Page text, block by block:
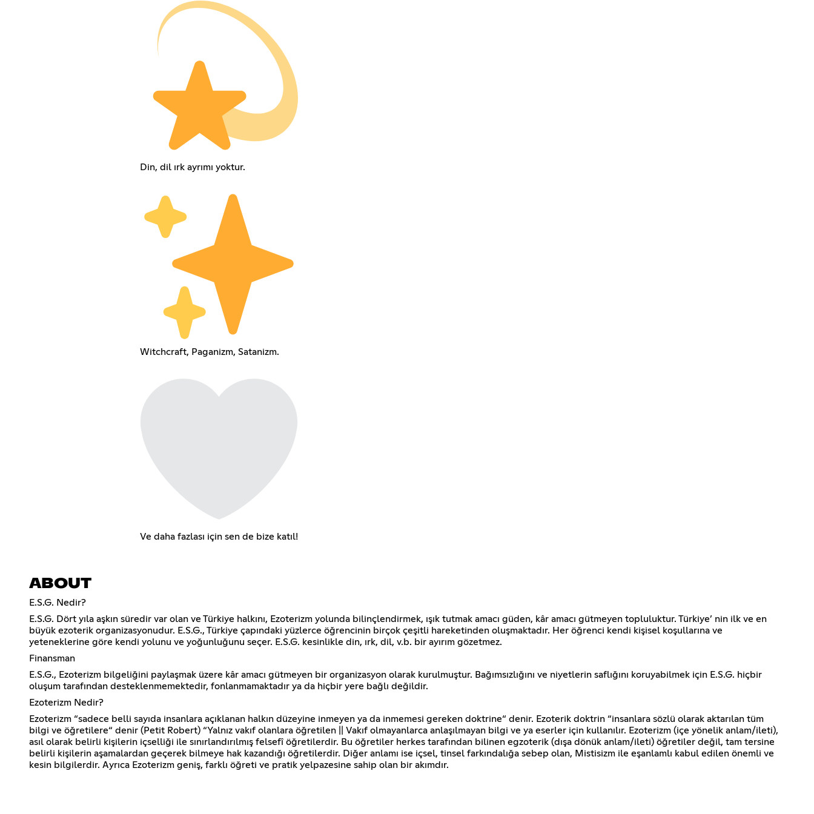
Din, dil ırk ayrımı yoktur.
Witchcraft, Paganizm, Satanizm.
Ve daha fazlası için sen de bize katıl!
ABOUT
E.S.G. Nedir?
E.S.G. Dört yıla aşkın süredir var olan ve Türkiye halkını, Ezoterizm yolunda bilinçlendirmek, ışık tutmak amacı güden, kâr amacı gütmeyen topluluktur. Türkiye’ nin ilk ve en
büyük ezoterik organizasyonudur. E.S.G., Türkiye çapındaki yüzlerce öğrencinin birçok çeşitli hareketinden oluşmaktadır. Her öğrenci kendi kişisel koşullarına ve
yeteneklerine göre kendi yolunu ve yoğunluğunu seçer. E.S.G. kesinlikle din, ırk, dil, v.b. bir ayırım gözetmez.
Finansman
E.S.G., Ezoterizm bilgeliğini paylaşmak üzere kâr amacı gütmeyen bir organizasyon olarak kurulmuştur. Bağımsızlığını ve niyetlerin saflığını koruyabilmek için E.S.G. hiçbir
oluşum tarafından desteklenmemektedir, fonlanmamaktadır ya da hiçbir yere bağlı değildir.
Ezoterizm Nedir?
Ezoterizm “sadece belli sayıda insanlara açıklanan halkın düzeyine inmeyen ya da inmemesi gereken doktrine“ denir. Ezoterik doktrin “insanlara sözlü olarak aktarılan tüm
bilgi ve öğretilere“ denir (Petit Robert) “Yalnız vakıf olanlara öğretilen || Vakıf olmayanlarca anlaşılmayan bilgi ve ya eserler için kullanılır. Ezoterizm (içe yönelik anlam/ileti),
asıl olarak belirli kişilerin içselliği ile sınırlandırılmış felsefî öğretilerdir. Bu öğretiler herkes tarafından bilinen egzoterik (dışa dönük anlam/ileti) öğretiler değil, tam tersine
belirli kişilerin aşamalardan geçerek bilmeye hak kazandığı öğretilerdir. Diğer anlamı ise içsel, tinsel farkındalığa sebep olan, Mistisizm ile eşanlamlı kabul edilen önemli ve
kesin bilgilerdir. Ayrıca Ezoterizm geniş, farklı öğreti ve pratik yelpazesine sahip olan bir akımdır.